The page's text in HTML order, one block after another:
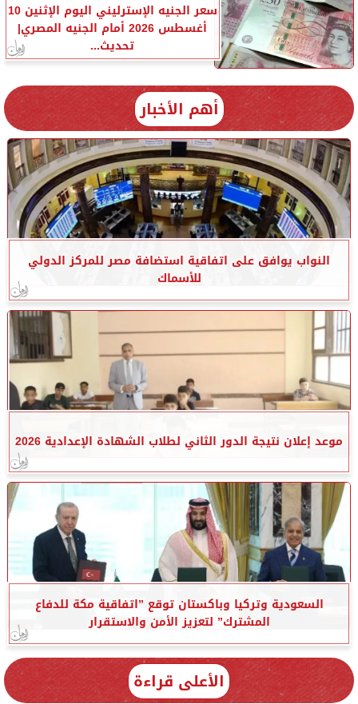
سعر الجنيه الإسترليني اليوم الإثنين 10
أغسطس 2026 أمام الجنيه المصري|
تحديث...
أهم الأخبار
النواب يوافق على اتفاقية استضافة مصر للمركز الدولي
للأسماك
موعد إعلان نتيجة الدور الثاني لطلاب الشهادة الإعدادية 2026
السعودية وتركيا وباكستان توقع ”اتفاقية مكة للدفاع
المشترك” لتعزيز الأمن والاستقرار
الأعلى قراءة